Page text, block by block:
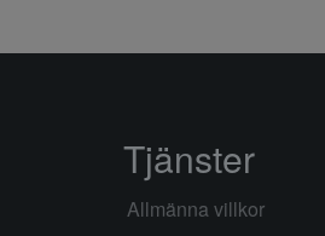
Tjänster
Allmänna villkor